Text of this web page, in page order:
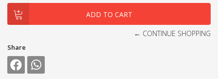
← CONTINUE SHOPPING
Share